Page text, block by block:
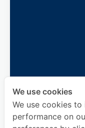
We use cookies
We use cookies
performance on